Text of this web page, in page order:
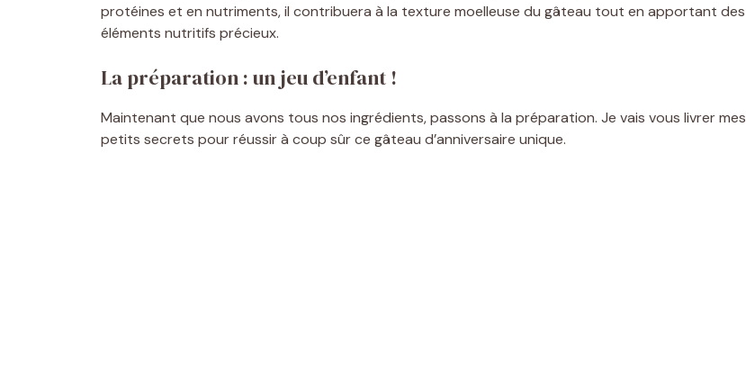
protéines et en nutriments, il contribuera à la texture moelleuse du gâteau tout en apportant des
éléments nutritifs précieux.
La préparation : un jeu d’enfant !
Maintenant que nous avons tous nos ingrédients, passons à la préparation. Je vais vous livrer mes
petits secrets pour réussir à coup sûr ce gâteau d’anniversaire unique.